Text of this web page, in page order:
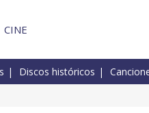
CINE
Discos históricos